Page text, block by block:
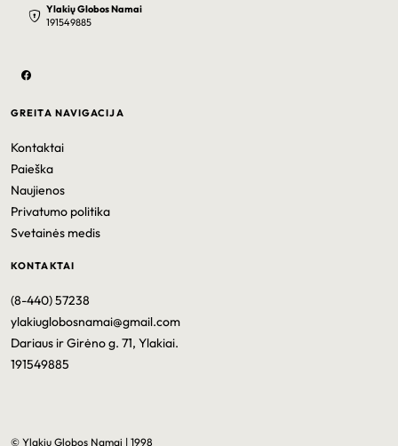
Ylakių Globos Namai
191549885
GREITA NAVIGACIJA
Kontaktai
Paieška
Naujienos
Privatumo politika
Svetainės medis
KONTAKTAI
(8-440) 57238
ylakiuglobosnamai@gmail.com
Dariaus ir Girėno g. 71, Ylakiai.
191549885
© Ylakių Globos Namai | 1998